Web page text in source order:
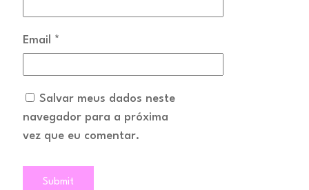
Email *
Salvar meus dados neste
navegador para a próxima
vez que eu comentar.